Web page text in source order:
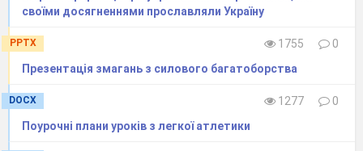
1. Постановка проблеми та її
значення………………………………………..4-
5
2. Особливості організацїї
проекту……………………………………………
своїми досягненнями прославляли Україну
PPTX 1755
0
Презентація змагань з силового багатоборства
DOCX 1277
0
Поурочні плани уроків з легкої атлетики